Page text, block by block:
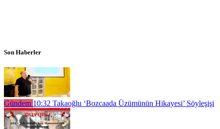
Son Haberler
Gündem 10:32 Takaoğlu ‘Bozcaada Üzümünün Hikayesi’ Söyleşişi